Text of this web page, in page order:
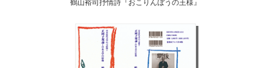
鶴山裕司抒情詩『おこりんぼうの王様』